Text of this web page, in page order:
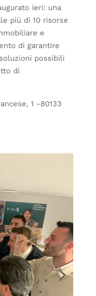
ieri: una
più di 10 risorse
e
di garantire
possibili
di
1 -80133